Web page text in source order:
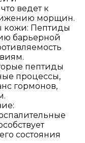
ведет к
морщин.
кожи: Пептиды
барьерной
пептиды
процессы,
гормонов,
состояния